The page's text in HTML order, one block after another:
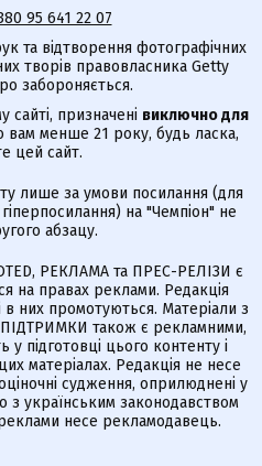
95 641 22 07
та відтворення фотографічних
творів правовласника Getty
забороняється.
сайті, призначені виключно для
менше 21 року, будь ласка,
цей сайт.
лише за умови посилання (для
на "Чемпіон" не
абзацу.
РЕКЛАМА та ПРЕС-РЕЛІЗИ є
на правах реклами. Редакція
в них промотуються. Матеріали з
також є рекламними,
у підготовці цього контенту і
матеріалах. Редакція не несе
судження, оприлюднені у
з українським законодавством
реклами несе рекламодавець.